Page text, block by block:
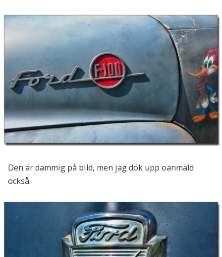
Den är dammig på bild, men jag dök upp oanmäld
också.